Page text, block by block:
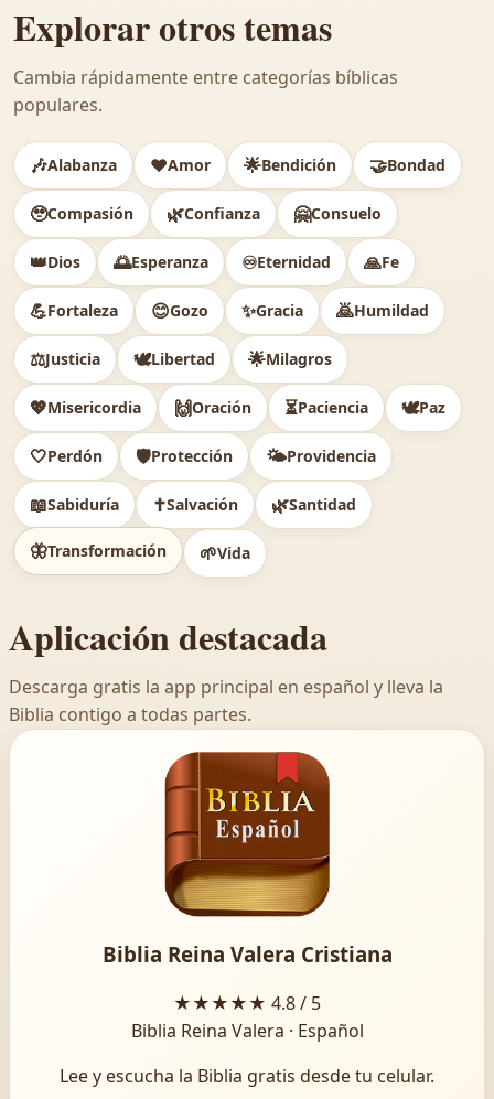
Explorar otros temas
Cambia rápidamente entre categorías bíblicas
populares.
🎶Alabanza ❤️Amor 🌟Bendición 🤝Bondad
🥹Compasión 🌿Confianza 🤗Consuelo
👑Dios 🌅Esperanza ♾️Eternidad 🙏Fe
💪Fortaleza 😊Gozo ✨Gracia 🙇Humildad
⚖️Justicia 🕊Libertad 🌟Milagros
💖Misericordia 🙌Oración ⏳Paciencia 🕊️Paz
🤍Perdón 🛡️Protección 🌤️Providencia
📖Sabiduría ✝️Salvación 🌿Santidad
🦋Transformación 🌱Vida
Aplicación destacada
Descarga gratis la app principal en español y lleva la
Biblia contigo a todas partes.
Biblia Reina Valera Cristiana
★★★★★ 4.8 / 5
Biblia Reina Valera · Español
Lee y escucha la Biblia gratis desde tu celular.